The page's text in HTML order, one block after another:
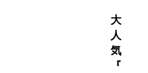
大
人
気
『